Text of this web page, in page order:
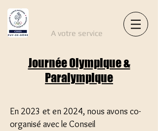
A votre service
Journée Olympique &
Paralympique
En 2023 et en 2024, nous avons co-
organisé avec le Conseil